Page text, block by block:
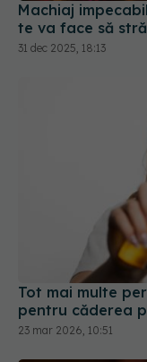
Machiaj
te va face să
31 dec 2025, 18:13
Tot mai multe
pentru căderea
23 mar 2026, 10:51